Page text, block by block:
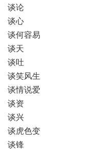
谈论
谈心
谈何容易
谈天
谈吐
谈笑风生
谈情说爱
谈资
谈兴
谈虎色变
谈锋